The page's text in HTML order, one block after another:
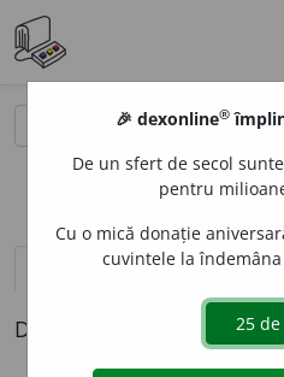
definiții (1) pronunțievolume_up
Definiția cu ID-ul 683167:
🎉 dexonline®
De un sfert de secol
pentru
Cu o mică donație
cuvintele la